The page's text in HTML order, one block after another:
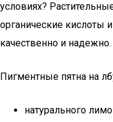
условиях?
органические
качественно и надежно.
Пигментные пятна на
натурального